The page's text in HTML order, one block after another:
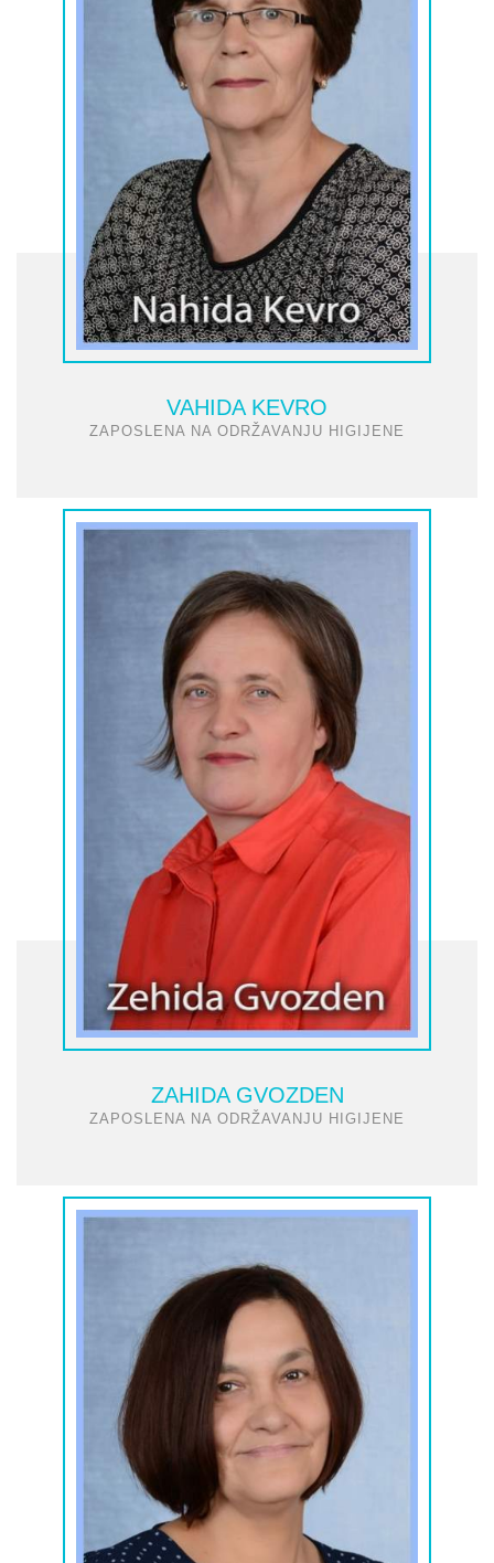
VAHIDA KEVRO
ZAPOSLENA NA ODRŽAVANJU HIGIJENE
ZAHIDA GVOZDEN
ZAPOSLENA NA ODRŽAVANJU HIGIJENE